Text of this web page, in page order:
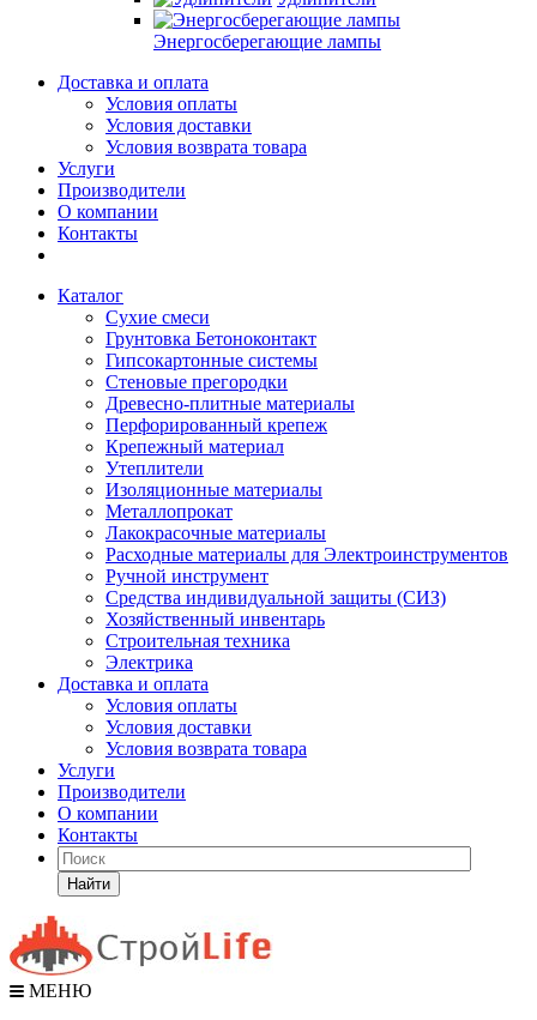
Энергосберегающие лампы
Доставка и оплата
Условия оплаты
Условия доставки
Условия возврата товара
Услуги
Производители
О компании
Контакты
Каталог
Сухие смеси
Грунтовка Бетоноконтакт
Гипсокартонные системы
Стеновые прегородки
Древесно-плитные материалы
Перфорированный крепеж
Крепежный материал
Утеплители
Изоляционные материалы
Металлопрокат
Лакокрасочные материалы
Расходные материалы для Электроинструментов
Ручной инструмент
Средства индивидуальной защиты (СИЗ)
Хозяйственный инвентарь
Строительная техника
Электрика
Доставка и оплата
Условия оплаты
Условия доставки
Условия возврата товара
Услуги
Производители
О компании
Контакты
Найти
МЕНЮ